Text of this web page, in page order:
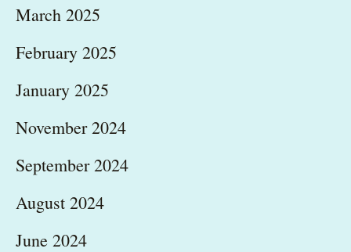
March 2025
February 2025
January 2025
November 2024
September 2024
August 2024
June 2024